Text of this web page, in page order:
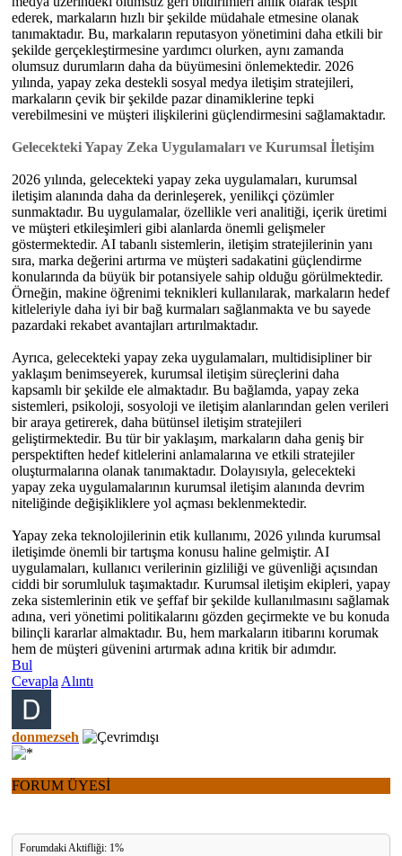
ederek, markaların hızlı bir şekilde müdahale etmesine olanak
tanımaktadır. Bu, markaların reputasyon yönetimini daha etkili bir
şekilde gerçekleştirmesine yardımcı olurken, aynı zamanda
olumsuz durumların daha da büyümesini önlemektedir. 2026
yılında, yapay zeka destekli sosyal medya iletişim stratejileri,
markaların çevik bir şekilde pazar dinamiklerine tepki
verebilmesini ve müşteri ilişkilerini güçlendirmesini sağlamaktadır.
Gelecekteki Yapay Zeka Uygulamaları ve Kurumsal İletişim
2026 yılında, gelecekteki yapay zeka uygulamaları, kurumsal
iletişim alanında daha da derinleşerek, yenilikçi çözümler
sunmaktadır. Bu uygulamalar, özellikle veri analitiği, içerik üretimi
ve müşteri etkileşimleri gibi alanlarda önemli gelişmeler
göstermektedir. AI tabanlı sistemlerin, iletişim stratejilerinin yanı
sıra, marka değerini artırma ve müşteri sadakatini güçlendirme
konularında da büyük bir potansiyele sahip olduğu görülmektedir.
Örneğin, makine öğrenimi teknikleri kullanılarak, markaların hedef
kitleleriyle daha iyi bir bağ kurmaları sağlanmakta ve bu sayede
pazardaki rekabet avantajları artırılmaktadır.
Ayrıca, gelecekteki yapay zeka uygulamaları, multidisipliner bir
yaklaşım benimseyerek, kurumsal iletişim süreçlerini daha
kapsamlı bir şekilde ele almaktadır. Bu bağlamda, yapay zeka
sistemleri, psikoloji, sosyoloji ve iletişim alanlarından gelen verileri
bir araya getirerek, daha bütünsel iletişim stratejileri
geliştirmektedir. Bu tür bir yaklaşım, markaların daha geniş bir
perspektiften hedef kitlelerini anlamalarına ve etkili stratejiler
oluşturmalarına olanak tanımaktadır. Dolayısıyla, gelecekteki
yapay zeka uygulamalarının kurumsal iletişim alanında devrim
niteliğinde değişikliklere yol açması beklenmektedir.
Yapay zeka teknolojilerinin etik kullanımı, 2026 yılında kurumsal
iletişimde önemli bir tartışma konusu haline gelmiştir. AI
uygulamaları, kullanıcı verilerinin gizliliği ve güvenliği açısından
ciddi bir sorumluluk taşımaktadır. Kurumsal iletişim ekipleri, yapay
zeka sistemlerinin etik ve şeffaf bir şekilde kullanılmasını sağlamak
adına, veri yönetimi politikalarını gözden geçirmekte ve bu konuda
bilinçli kararlar almaktadır. Bu, hem markaların itibarını korumak
hem de müşteri güvenini artırmak adına kritik bir adımdır.
Bul
Cevapla Alıntı
donmezseh
FORUM ÜYESİ
Forumdaki Aktifliği: 1%